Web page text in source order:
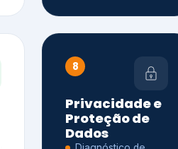
8
Privacidade e
Proteção de
Dados